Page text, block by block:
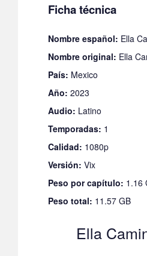
Ficha técnica
Nombre español: Ella
Nombre original: Ella
País: Mexico
Año: 2023
Audio: Latino
Temporadas: 1
Calidad: 1080p
Versión: Vix
Peso por capítulo: 1.16
Peso total: 11.57 GB
Ella